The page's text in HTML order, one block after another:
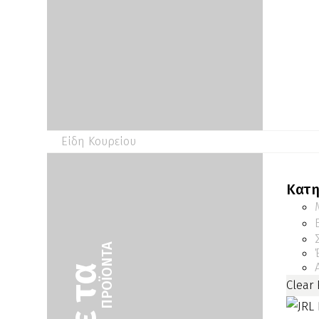
Είδη Κουρείου
ΠΡΟΪΌΝΤΑ
Clear